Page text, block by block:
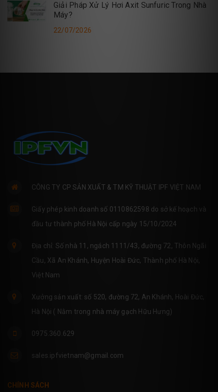
Giải Pháp Xử Lý Hơi Axit Sunfuric Trong Nhà
Máy?
22/07/2026
CÔNG TY CP SẢN XUẤT & TM KỸ THUẬT IPF VIỆT NAM
Giấy phép kinh doanh số 0110862598 do sở kế hoạch và
đầu tư thành phố Hà Nội cấp ngày 15/10/2024
Địa chỉ: Số nhà 11, ngách 1111/43, đường 72, Thôn Ngãi
Cầu, Xã An Khánh, Huyện Hoài Đức, Thành phố Hà Nội,
Việt Nam
Xưởng sản xuất: số 520, đường 72, An Khánh, Hoài Đức,
Hà Nội ( Nằm trong nhà máy gạch Hữu Hưng)
0975.360.629
sales.ipfvietnam@gmail.com
CHÍNH SÁCH